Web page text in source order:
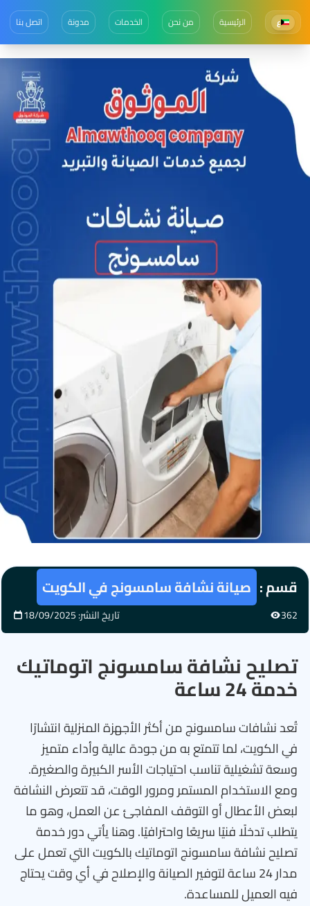
ع الرئيسية من نحن الخدمات مدونة اتصل بنا
قسم : صيانة نشافة سامسونج في الكويت
362 تاريخ النشر: 18/09/2025
تصليح نشافة سامسونج اتوماتيك
خدمة 24 ساعة
تُعد نشافات سامسونج من أكثر الأجهزة المنزلية انتشارًا
في الكويت، لما تتمتع به من جودة عالية وأداء متميز
وسعة تشغيلية تناسب احتياجات الأسر الكبيرة والصغيرة.
ومع الاستخدام المستمر ومرور الوقت، قد تتعرض النشافة
لبعض الأعطال أو التوقف المفاجئ عن العمل، وهو ما
يتطلب تدخلًا فنيًا سريعًا واحترافيًا. وهنا يأتي دور خدمة
تصليح نشافة سامسونج اتوماتيك بالكويت التي تعمل على
مدار 24 ساعة لتوفير الصيانة والإصلاح في أي وقت يحتاج
فيه العميل للمساعدة.